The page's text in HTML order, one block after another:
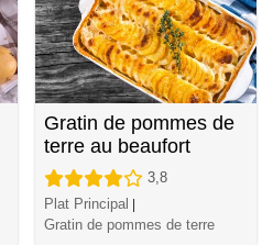
Gratin de pommes de
terre au beaufort
3,8
Plat Principal
Gratin de pommes de terre